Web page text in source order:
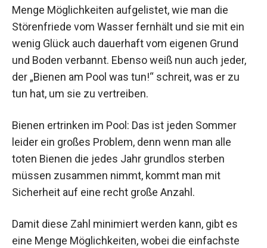
Menge Möglichkeiten aufgelistet, wie man die
Störenfriede vom Wasser fernhält und sie mit ein
wenig Glück auch dauerhaft vom eigenen Grund
und Boden verbannt. Ebenso weiß nun auch jeder,
der „Bienen am Pool was tun!“ schreit, was er zu
tun hat, um sie zu vertreiben.
Bienen ertrinken im Pool: Das ist jeden Sommer
leider ein großes Problem, denn wenn man alle
toten Bienen die jedes Jahr grundlos sterben
müssen zusammen nimmt, kommt man mit
Sicherheit auf eine recht große Anzahl.
Damit diese Zahl minimiert werden kann, gibt es
eine Menge Möglichkeiten, wobei die einfachste